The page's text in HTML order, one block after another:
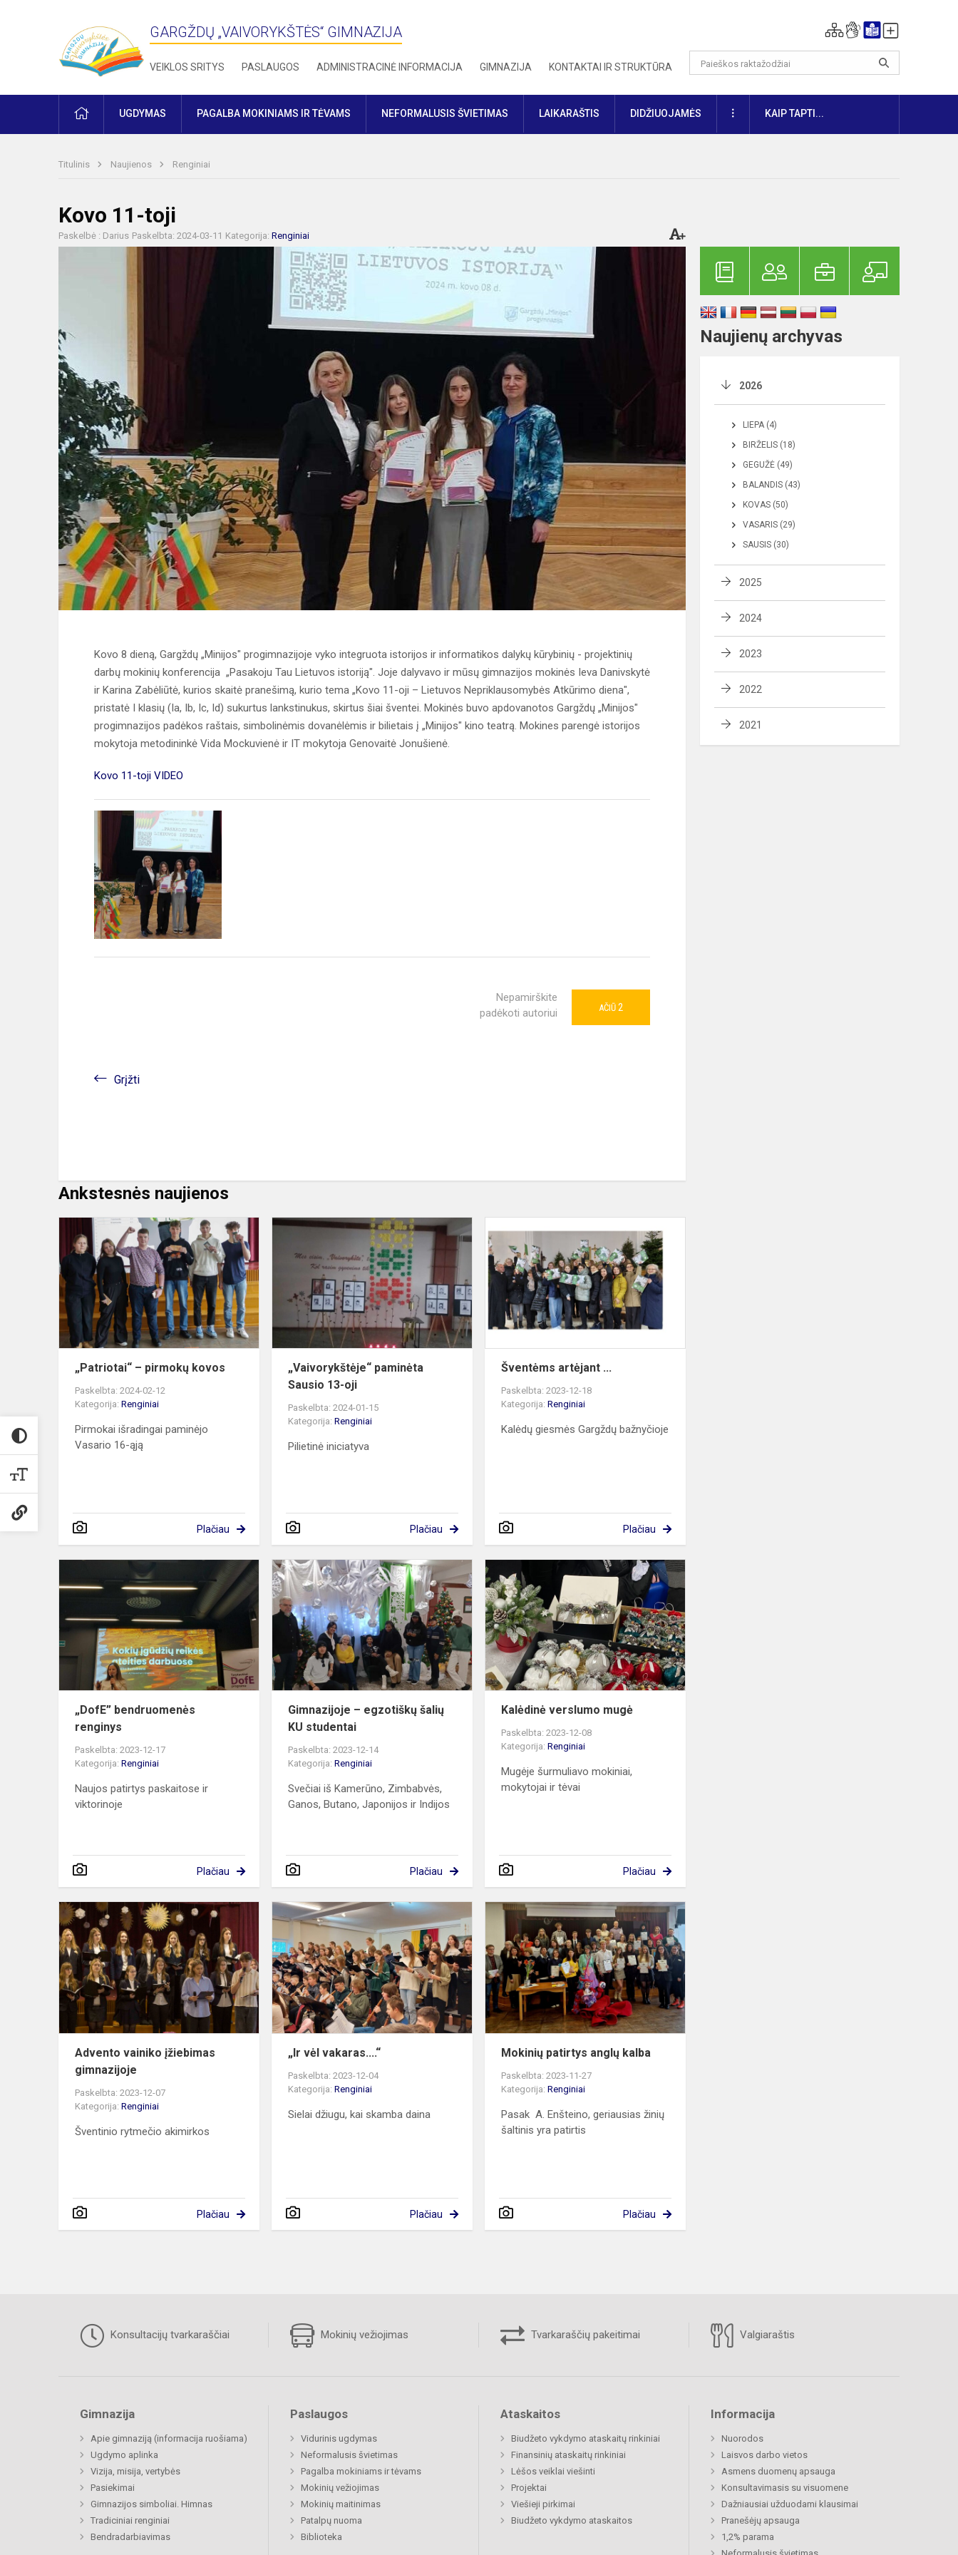
GARGŽDŲ „VAIVORYKŠTĖS“ GIMNAZIJA
VEIKLOS SRITYS PASLAUGOS ADMINISTRACINĖ INFORMACIJA GIMNAZIJA KONTAKTAI IR STRUKTŪRA
PRADŽIAUGDYMAS PAGALBA MOKINIAMS IR TĖVAMS NEFORMALUSIS ŠVIETIMAS LAIKARAŠTIS DIDŽIUOJAMĖS DAUGIAUKAIP TAPTI...
Titulinis Naujienos Renginiai
Kovo 11-toji
Paskelbė : Darius Paskelbta: 2024-03-11 Kategorija: Renginiai
Kovo 8 dieną, Gargždų „Minijos" progimnazijoje vyko integruota istorijos ir informatikos dalykų kūrybinių - projektinių
darbų mokinių konferencija „Pasakoju Tau Lietuvos istoriją". Joje dalyvavo ir mūsų gimnazijos mokinės Ieva Danivskytė
ir Karina Zabėliūtė, kurios skaitė pranešimą, kurio tema „Kovo 11-oji – Lietuvos Nepriklausomybės Atkūrimo diena",
pristatė I klasių (Ia, Ib, Ic, Id) sukurtus lankstinukus, skirtus šiai šventei. Mokinės buvo apdovanotos Gargždų „Minijos"
progimnazijos padėkos raštais, simbolinėmis dovanėlėmis ir bilietais į „Minijos" kino teatrą. Mokines parengė istorijos
mokytoja metodininkė Vida Mockuvienė ir IT mokytoja Genovaitė Jonušienė.
Kovo 11-toji VIDEO
Nepamirškite
padėkoti autoriui
AČIŪ 2
Grįžti
Ankstesnės naujienos
„Patriotai“
pirmokų
„Patriotai“ – pirmokų kovos
Paskelbta: 2024-02-12
Kategorija: Renginiai
Pirmokai išradingai paminėjo
Vasario 16-ąją
Plačiau
„Vaivorykštėje“
paminėta
Sausio
oji
„Vaivorykštėje“ paminėta
Sausio 13-oji
Paskelbta: 2024-01-15
Kategorija:Renginiai
Pilietinė iniciatyva
Plačiau
Šventėms artėjant ...
Paskelbta: 2023-12-18
Kategorija:Renginiai
Kalėdų giesmės Gargždų bažnyčioje
Plačiau
„DofE”
bendruomenės
renginys
„DofE” bendruomenės
renginys
Paskelbta: 2023-12-17
Kategorija: Renginiai
Naujos patirtys paskaitose ir
viktorinoje
Plačiau
Gimnazijoje
–
egzotiškų
šalių
KU
studentai
Gimnazijoje – egzotiškų šalių
KU studentai
Paskelbta: 2023-12-14
Kategorija:Renginiai
Svečiai iš Kamerūno, Zimbabvės,
Ganos, Butano, Japonijos ir Indijos
Plačiau
Kalėdinė
Kalėdinė verslumo mugė
Paskelbta: 2023-12-08
Kategorija:Renginiai
Mugėje šurmuliavo mokiniai,
mokytojai ir tėvai
Plačiau
Advento
vainiko
įžiebimas
gimnazijoje
Advento vainiko įžiebimas
gimnazijoje
Paskelbta: 2023-12-07
Kategorija: Renginiai
Šventinio rytmečio akimirkos
Plačiau
vakaras....“
„Ir vėl vakaras....“
Paskelbta: 2023-12-04
Kategorija:Renginiai
Sielai džiugu, kai skamba daina
Plačiau
Mokinių
patirtys
kalba
Mokinių patirtys anglų kalba
Paskelbta: 2023-11-27
Kategorija:Renginiai
Pasak A. Enšteino, geriausias žinių
šaltinis yra patirtis
Plačiau
Naujienų archyvas
2026
LIEPA (4)
BIRŽELIS (18)
GEGUŽĖ (49)
BALANDIS (43)
KOVAS (50)
VASARIS (29)
SAUSIS (30)
2025
2024
2023
2022
2021
Konsultacijų tvarkaraščiai Mokinių vežiojimas Tvarkaraščių pakeitimai Valgiaraštis
Gimnazija
Apie gimnaziją (informacija ruošiama)
Ugdymo aplinka
Vizija, misija, vertybės
Pasiekimai
Gimnazijos simboliai. Himnas
Tradiciniai renginiai
Bendradarbiavimas
Paslaugos
Vidurinis ugdymas
Neformalusis švietimas
Pagalba mokiniams ir tėvams
Mokinių vežiojimas
Mokinių maitinimas
Patalpų nuoma
Biblioteka
Ataskaitos
Biudžeto vykdymo ataskaitų rinkiniai
Finansinių ataskaitų rinkiniai
Lėšos veiklai viešinti
Projektai
Viešieji pirkimai
Biudžeto vykdymo ataskaitos
Informacija
Nuorodos
Laisvos darbo vietos
Asmens duomenų apsauga
Konsultavimasis su visuomene
Dažniausiai užduodami klausimai
Pranešėjų apsauga
1,2% parama